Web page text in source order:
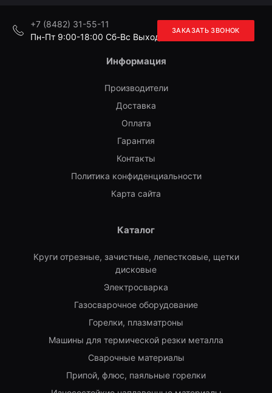
+7 (8482) 31-55-11
Пн-Пт 9:00-18:00 Cб-Вс Выходной
ЗАКАЗАТЬ ЗВОНОК
Информация
Производители
Доставка
Оплата
Гарантия
Контакты
Политика конфиденциальности
Карта сайта
Каталог
Круги отрезные, зачистные, лепестковые, щетки
дисковые
Электросварка
Газосварочное оборудование
Горелки, плазматроны
Машины для термической резки металла
Сварочные материалы
Припой, флюс, паяльные горелки